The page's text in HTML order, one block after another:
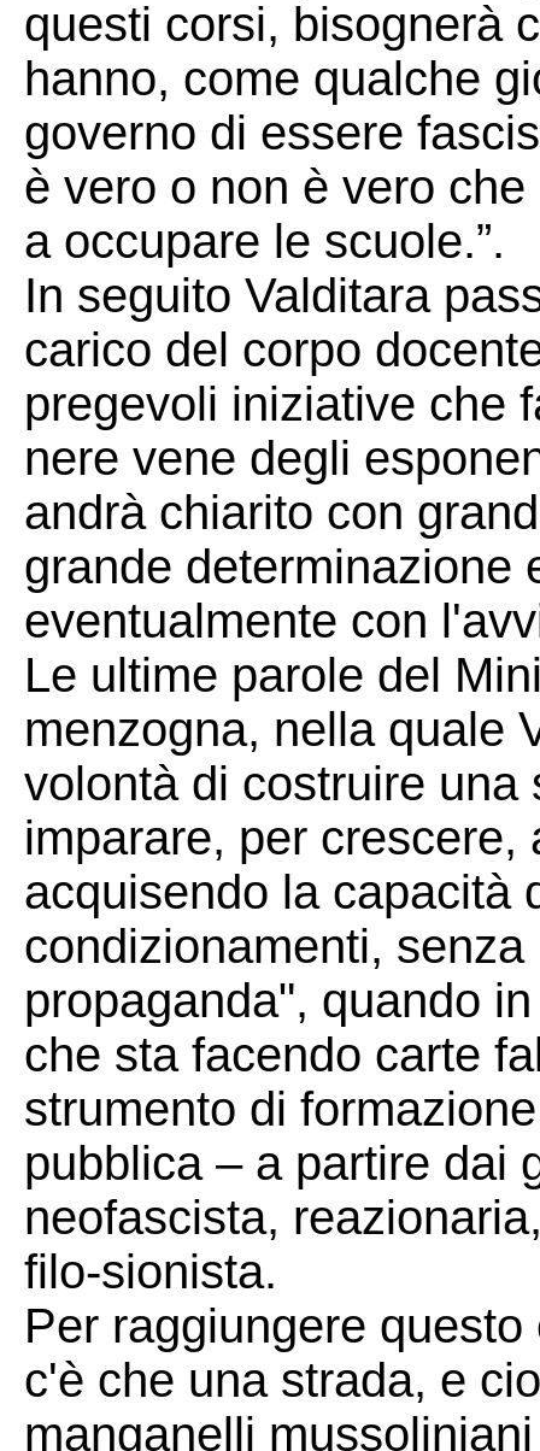
questi corsi, bisognerà
hanno, come qualche
governo di essere
è vero o non è vero
a occupare le scuole.”.
In seguito Valditara
carico del corpo
pregevoli iniziative che
nere vene degli
andrà chiarito con
grande
eventualmente con
Le ultime parole del
menzogna, nella quale
volontà di costruire una
imparare, per
acquisendo la capacità
condizionamenti,
propaganda", quando
che sta facendo carte
strumento di
pubblica – a partire dai
neofascista,
filo-sionista.
Per raggiungere
c'è che una strada, e
manganelli